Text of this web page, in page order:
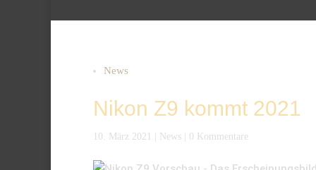
News
Nikon Z9 kommt 2021
10. März 2021 News 0 Kommentare